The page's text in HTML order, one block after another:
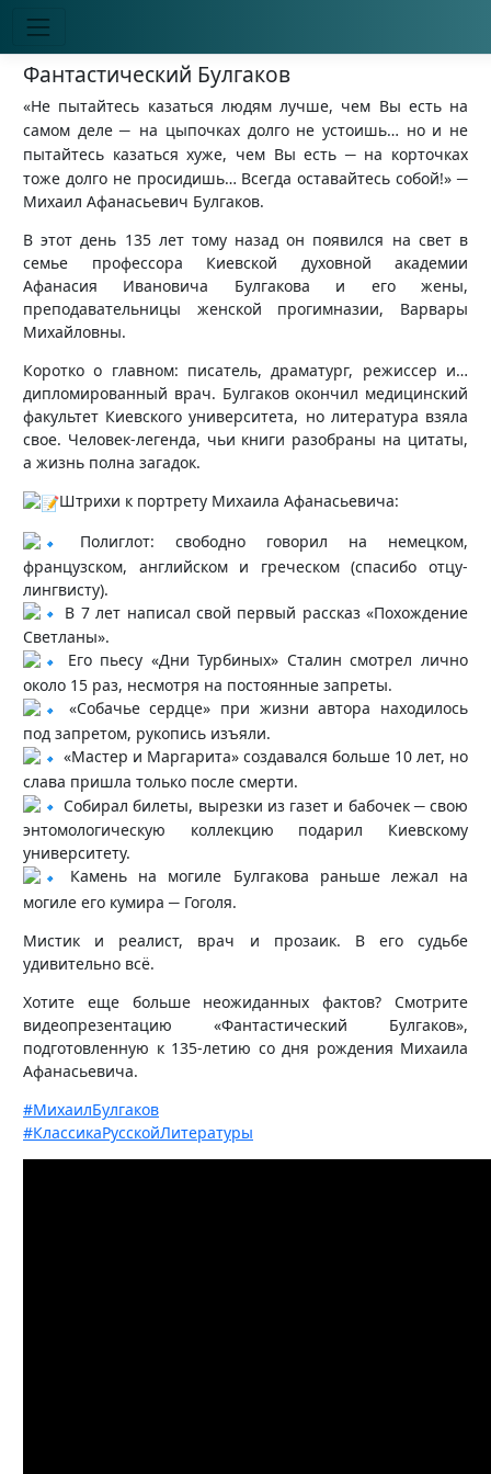
Фантастический Булгаков
«Не пытайтесь казаться людям лучше, чем Вы есть на
самом деле– на цыпочках долго не устоишь… но и не
пытайтесь казаться хуже, чем Вы есть–на корточках
тоже долго не просидишь… Всегда оставайтесь собой!»–
Михаил Афанасьевич Булгаков.
В этот день 135 лет тому назад он появился на свет в
семье профессора Киевской духовной академии
Афанасия Ивановича Булгакова и его жены,
преподавательницы женской прогимназии, Варвары
Михайловны.
Коротко о главном: писатель, драматург, режиссер и…
дипломированный врач. Булгаков окончил медицинский
факультет Киевского университета, но литература взяла
свое. Человек-легенда, чьи книги разобраны на цитаты,
а жизнь полна загадок.
Штрихи к портрету Михаила Афанасьевича:
Полиглот: свободно говорил на немецком,
французском, английском и греческом (спасибо отцу-
лингвисту).
В 7 лет написал свой первый рассказ «Похождение
Светланы».
Его пьесу «Дни Турбиных» Сталин смотрел лично
около 15 раз, несмотря на постоянные запреты.
«Собачье сердце» при жизни автора находилось
под запретом, рукопись изъяли.
«Мастер и Маргарита» создавался больше 10 лет, но
слава пришла только после смерти.
Собирал билеты, вырезки из газет и бабочек–свою
энтомологическую коллекцию подарил Киевскому
университету.
Камень на могиле Булгакова раньше лежал на
могиле его кумира– Гоголя.
Мистик и реалист, врач и прозаик. В его судьбе
удивительно всё.
Хотите еще больше неожиданных фактов? Смотрите
видеопрезентацию «Фантастический Булгаков»,
подготовленную к 135-летию со дня рождения Михаила
Афанасьевича.
#МихаилБулгаков
#КлассикаРусскойЛитературы